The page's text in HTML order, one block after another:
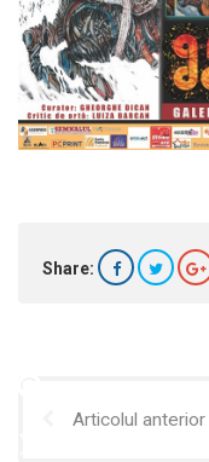
Share:
Articolul anterior